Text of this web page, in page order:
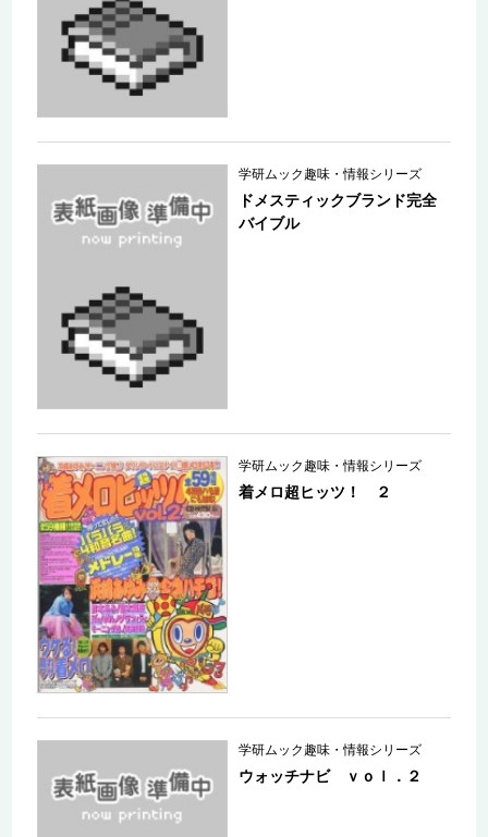
学研ムック趣味・情報シリーズ
ドメスティックブランド完全
バイブル
学研ムック趣味・情報シリーズ
着メロ超ヒッツ！ ２
学研ムック趣味・情報シリーズ
ウォッチナビ ｖｏｌ．２